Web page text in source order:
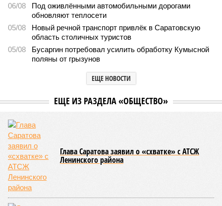
В Саратовской консерватории прошел концерт для
подопечных фондов «Александр Невский» и
«Защитники Отечества»
В Саратовской консерватории прошел концерт для подопечных фондов
В театральном зале Саратовской государственной консерватории
имени Л. В. Собинова 16 мая состоялся масштабный
благотворительный концерт «Вера, надежда, любовь».
Мероприятие было организовано Образовательным центром по
развитию детского и юношеского творчества, действующим при
Саратовской духовной семинарии по благословению
митрополита Саратовского и Вольского Игнатия.